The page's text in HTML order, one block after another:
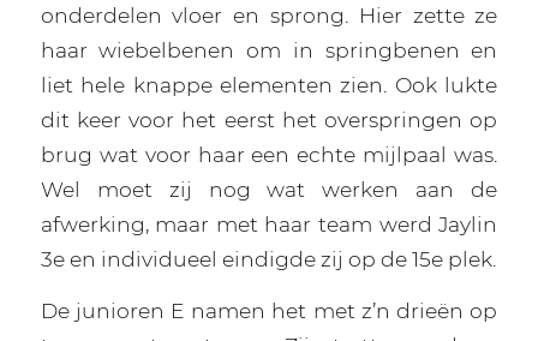
onderdelen vloer en sprong. Hier zette ze
haar wiebelbenen om in springbenen en
liet hele knappe elementen zien. Ook lukte
dit keer voor het eerst het overspringen op
brug wat voor haar een echte mijlpaal was.
Wel moet zij nog wat werken aan de
afwerking, maar met haar team werd Jaylin
3e en individueel eindigde zij op de 15e plek.
De junioren E namen het met z’n drieën op